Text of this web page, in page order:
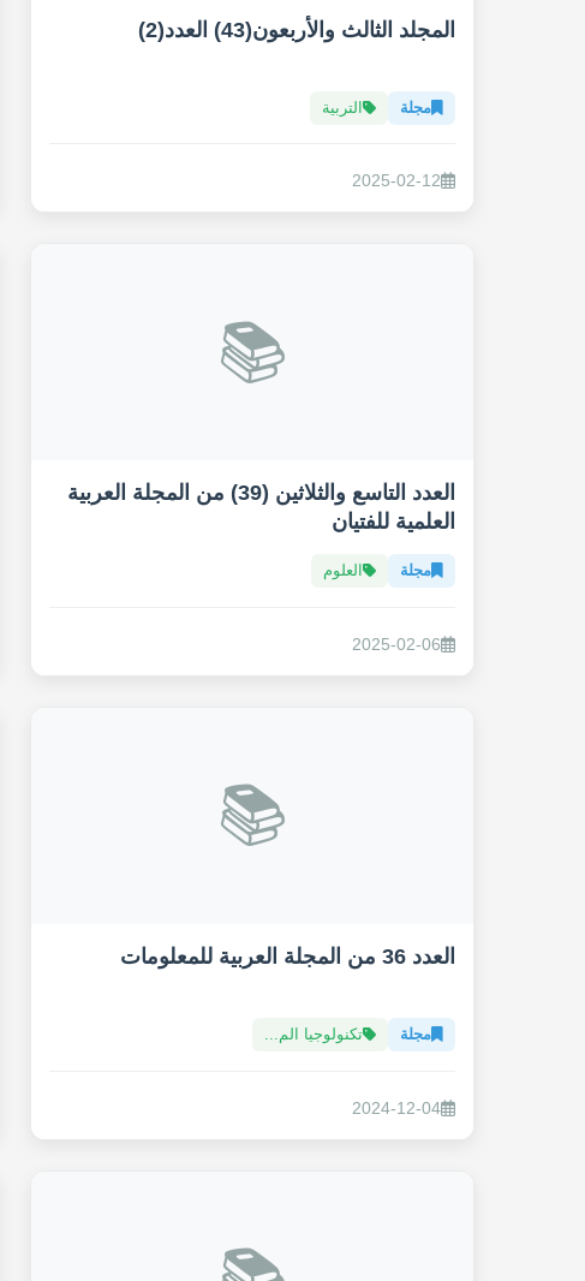
المجلد الثالث والأربعون(43) العدد(2)
مجلة التربية
2025-02-12
📚
العدد التاسع والثلاثين (39) من المجلة العربية
العلمية للفتيان
مجلة العلوم
2025-02-06
📚
العدد 36 من المجلة العربية للمعلومات
مجلة تكنولوجيا الم...
2024-12-04